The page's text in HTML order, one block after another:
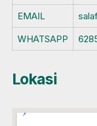
EMAIL
WHATSAPP
Lokasi